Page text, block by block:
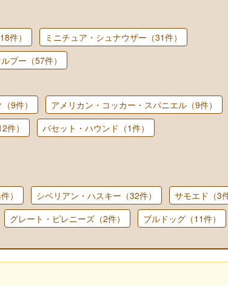
件）
ミニチュア・シュナウザー（31件）
プー（57件）
9件）
アメリカン・コッカー・スパニエル（9件）
件）
バセット・ハウンド（1件）
） シベリアン・ハスキー（32件）
サモエド（3件
グレート・ピレニーズ（2件） ブルドッグ（11件）